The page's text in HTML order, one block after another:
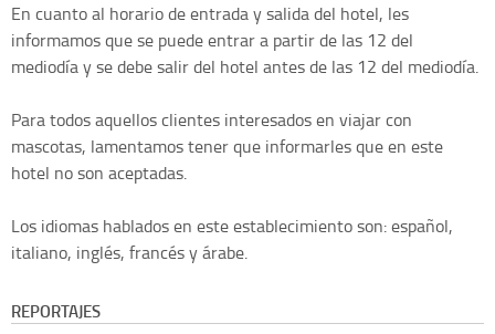
En cuanto al horario de entrada y salida del hotel, les
informamos que se puede entrar a partir de las 12 del
mediodía y se debe salir del hotel antes de las 12 del mediodía.
Para todos aquellos clientes interesados en viajar con
mascotas, lamentamos tener que informarles que en este
hotel no son aceptadas.
Los idiomas hablados en este establecimiento son: español,
italiano, inglés, francés y árabe.
REPORTAJES